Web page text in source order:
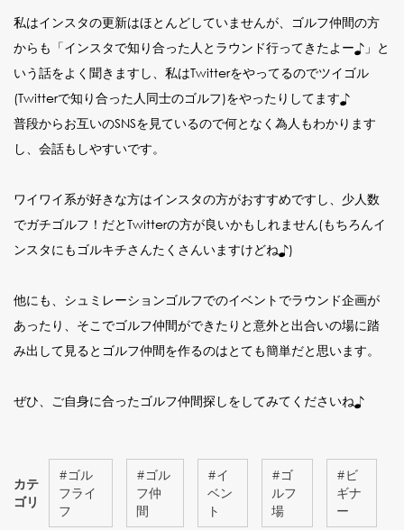
私はインスタの更新はほとんどしていませんが、ゴルフ仲間の方
からも「インスタで知り合った人とラウンド行ってきたよー♪」と
いう話をよく聞きますし、私はTwitterをやってるのでツイゴル
(Twitterで知り合った人同士のゴルフ)をやったりしてます♪
普段からお互いのSNSを見ているので何となく為人もわかります
し、会話もしやすいです。
ワイワイ系が好きな方はインスタの方がおすすめですし、少人数
でガチゴルフ！だとTwitterの方が良いかもしれません(もちろんイ
ンスタにもゴルキチさんたくさんいますけどね♪)
他にも、シュミレーションゴルフでのイベントでラウンド企画が
あったり、そこでゴルフ仲間ができたりと意外と出合いの場に踏
み出して見るとゴルフ仲間を作るのはとても簡単だと思います。
ぜひ、ご自身に合ったゴルフ仲間探しをしてみてくださいね♪
カテ
ゴリ
#ゴル
フライ
フ
#ゴル
フ仲
間
#イ
ベン
ト
#ゴ
ルフ
場
#ビ
ギナ
ー